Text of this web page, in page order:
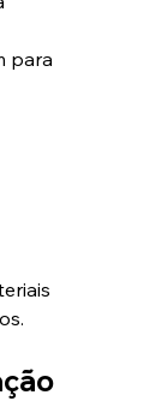
para